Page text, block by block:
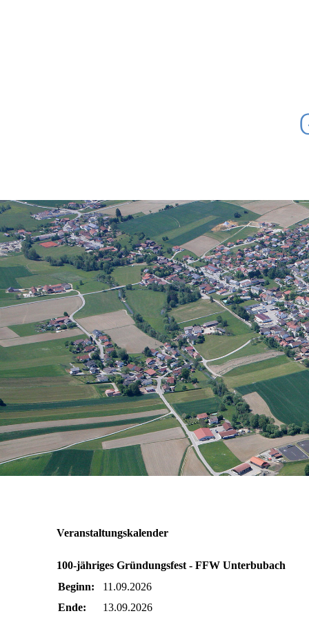
Veranstaltungskalender
100-jähriges Gründungsfest - FFW Unterbubach
Beginn:
11.09.2026
Ende:
13.09.2026